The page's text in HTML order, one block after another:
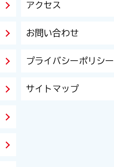
アクセス
お問い合わせ
プライバシーポリシー
サイトマップ